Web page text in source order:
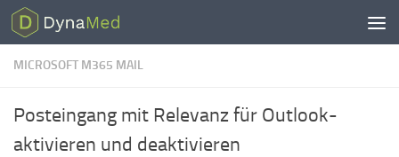
Zum Inhalt springen
MICROSOFT M365 MAIL
Posteingang mit Relevanz für Outlook-
aktivieren und deaktivieren